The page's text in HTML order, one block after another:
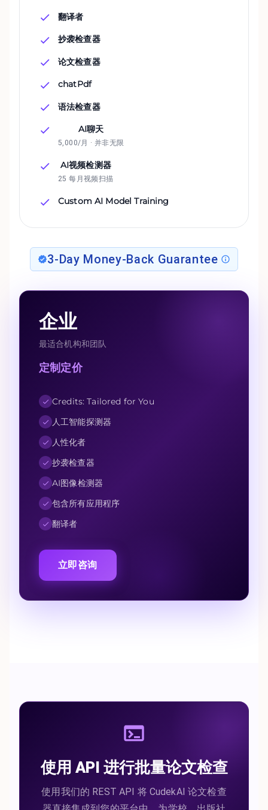
翻译者
抄袭检查器
论文检查器
chatPdf
语法检查器
AI聊天
5,000/月 · 并非无限
AI视频检测器
25 每月视频扫描
Custom AI Model Training
3-Day Money-Back Guarantee
企业
最适合机构和团队
定制定价
Credits: Tailored for You
人工智能探测器
人性化者
抄袭检查器
AI图像检测器
包含所有应用程序
翻译者
立即咨询
使用 API 进行批量论文检查
使用我们的 REST API 将 CudekAI 论文检查